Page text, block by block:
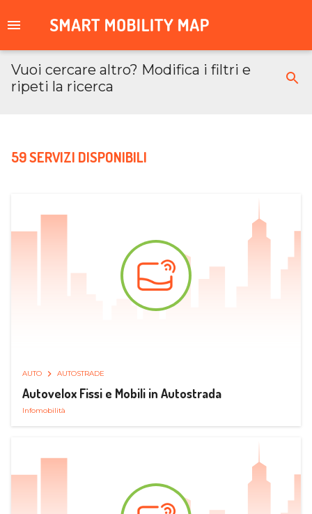
Vuoi cercare altro? Modifica i filtri e
ripeti la ricerca
59 SERVIZI DISPONIBILI
AUTO AUTOSTRADE
Autovelox Fissi e Mobili in Autostrada
Infomobilità